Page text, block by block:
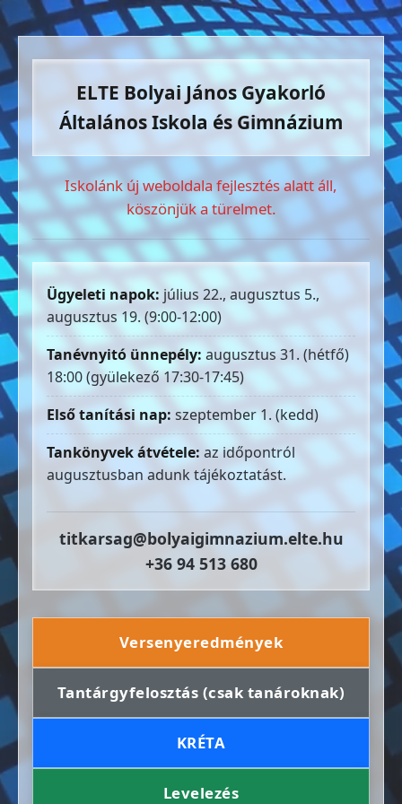
ELTE Bolyai János Gyakorló
Általános Iskola és Gimnázium
Iskolánk új weboldala fejlesztés alatt áll,
köszönjük a türelmet.
Ügyeleti napok: július 22., augusztus 5.,
augusztus 19. (9:00-12:00)
Tanévnyitó ünnepély: augusztus 31. (hétfő)
18:00 (gyülekező 17:30-17:45)
Első tanítási nap: szeptember 1. (kedd)
Tankönyvek átvétele: az időpontról
augusztusban adunk tájékoztatást.
titkarsag@bolyaigimnazium.elte.hu
+36 94 513 680
Versenyeredmények
Tantárgyfelosztás (csak tanároknak)
KRÉTA
Levelezés